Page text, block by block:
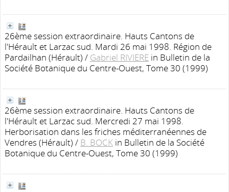
26ème session extraordinaire. Hauts Cantons de
l'Hérault et Larzac sud. Mardi 26 mai 1998. Région de
Pardailhan (Hérault) / Gabriel RIVIERE in Bulletin de la
Société Botanique du Centre-Ouest, Tome 30 (1999)
26ème session extraordinaire. Hauts Cantons de
l'Hérault et Larzac sud. Mercredi 27 mai 1998.
Herborisation dans les friches méditerranéennes de
Vendres (Hérault) / B. BOCK in Bulletin de la Société
Botanique du Centre-Ouest, Tome 30 (1999)